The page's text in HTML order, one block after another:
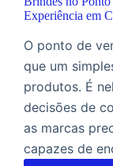
Experiência em
O ponto de
que um
produtos. É
decisões de
as marcas
capazes de